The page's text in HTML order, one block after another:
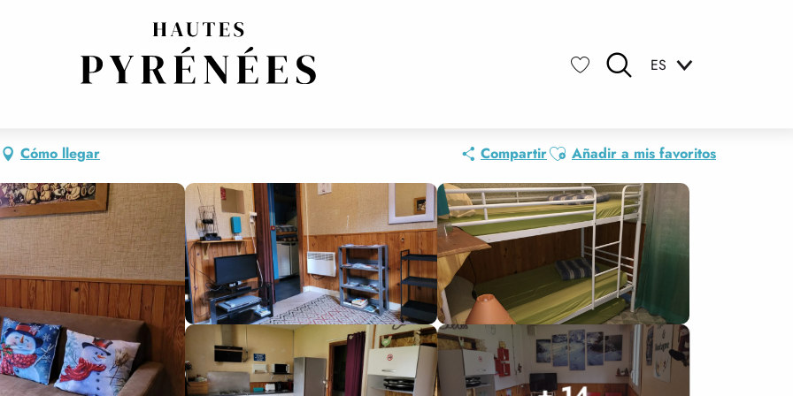
ES
BUIS
Cómo llegar CompartirAjouter aux favoris
Añadir a mis favoritos